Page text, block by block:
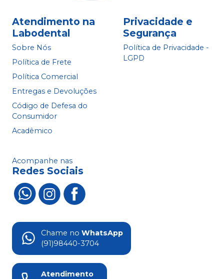
Atendimento na
Labodental
Sobre Nós
Política de Frete
Política Comercial
Entregas e Devoluções
Código de Defesa do
Consumidor
Acadêmico
Privacidade e
Segurança
Política de Privacidade -
LGPD
Acompanhe nas
Redes Sociais
Chame no WhatsApp
(91)98440-3704
Atendimento